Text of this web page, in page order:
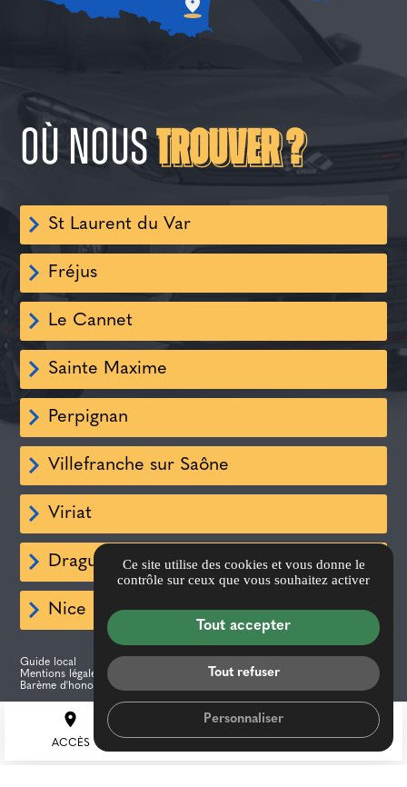
place
ACCÈS
call
Où nousTrouver ?
St Laurent du Var
Fréjus
Le Cannet
Sainte Maxime
Perpignan
Villefranche sur Saône
Viriat
Draguignan
Nice
Guide local
Informations complémentaires
Mentions légales
Politique de confidentialité
Barème d'honoraires
Ce site utilise des cookies et vous donne le
contrôle sur ceux que vous souhaitez activer
Tout accepter
Tout refuser
Personnaliser